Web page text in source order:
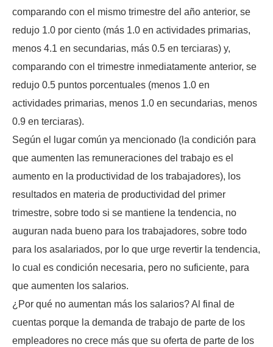
comparando con el mismo trimestre del año anterior, se
redujo 1.0 por ciento (más 1.0 en actividades primarias,
menos 4.1 en secundarias, más 0.5 en terciaras) y,
comparando con el trimestre inmediatamente anterior, se
redujo 0.5 puntos porcentuales (menos 1.0 en
actividades primarias, menos 1.0 en secundarias, menos
0.9 en terciaras).
Según el lugar común ya mencionado (la condición para
que aumenten las remuneraciones del trabajo es el
aumento en la productividad de los trabajadores), los
resultados en materia de productividad del primer
trimestre, sobre todo si se mantiene la tendencia, no
auguran nada bueno para los trabajadores, sobre todo
para los asalariados, por lo que urge revertir la tendencia,
lo cual es condición necesaria, pero no suficiente, para
que aumenten los salarios.
¿Por qué no aumentan más los salarios? Al final de
cuentas porque la demanda de trabajo de parte de los
empleadores no crece más que su oferta de parte de los